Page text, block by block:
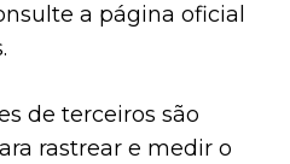
a página oficial
de terceiros são
rastrear e medir o